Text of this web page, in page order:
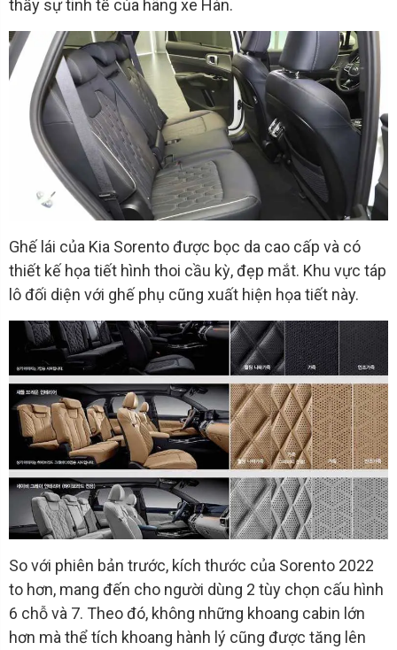
thấy sự tinh tế của hãng xe Hàn.
Ghế lái của Kia Sorento được bọc da cao cấp và có
thiết kế họa tiết hình thoi cầu kỳ, đẹp mắt. Khu vực táp
lô đối diện với ghế phụ cũng xuất hiện họa tiết này.
So với phiên bản trước, kích thước của Sorento 2022
to hơn, mang đến cho người dùng 2 tùy chọn cấu hình
6 chỗ và 7. Theo đó, không những khoang cabin lớn
hơn mà thể tích khoang hành lý cũng được tăng lên